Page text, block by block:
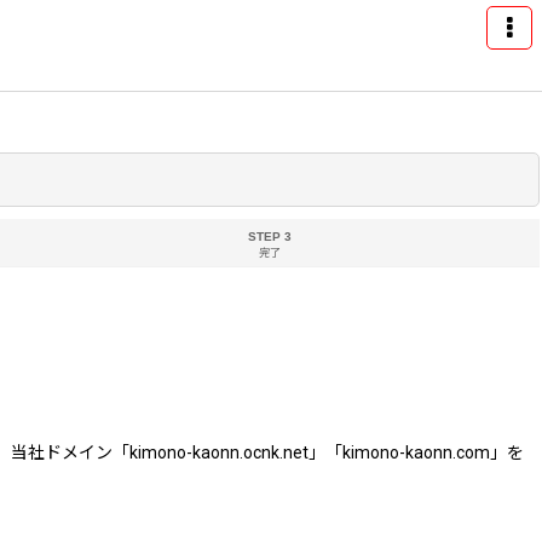
STEP 3
完了
当社ドメイン「kimono-kaonn.ocnk.net」「kimono-kaonn.com」を